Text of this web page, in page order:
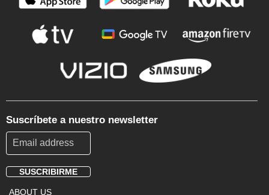
Suscríbete a nuestro newsletter
SUSCRIBIRME
ABOUT US